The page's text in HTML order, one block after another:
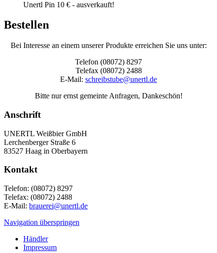
Unertl Pin 10 € - ausverkauft!
Bestellen
Bei Interesse an einem unserer Produkte erreichen Sie uns unter:
Telefon (08072) 8297
Telefax (08072) 2488
E-Mail: schreibstube@unertl.de
Bitte nur ernst gemeinte Anfragen, Dankeschön!
Anschrift
UNERTL Weißbier GmbH
Lerchenberger Straße 6
83527 Haag in Oberbayern
Kontakt
Telefon: (08072) 8297
Telefax: (08072) 2488
E-Mail: brauerei@unertl.de
Navigation überspringen
Händler
Impressum